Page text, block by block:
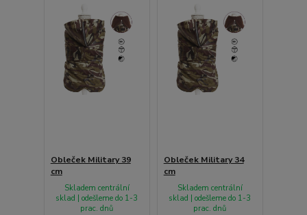
Obleček Military 39
cm
Skladem centrální
sklad | odešleme do 1-3
prac. dnů
Obleček Military 34
cm
Skladem centrální
sklad | odešleme do 1-3
prac. dnů